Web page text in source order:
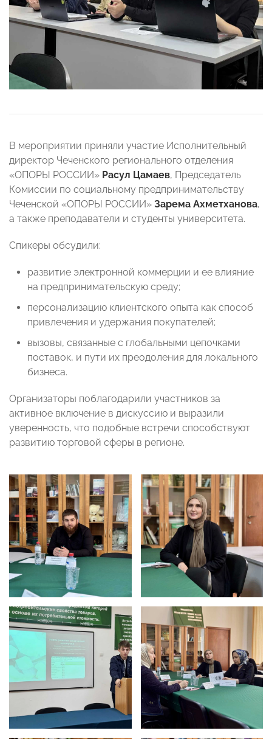
В мероприятии приняли участие Исполнительный
директор Чеченского регионального отделения
«ОПОРЫ РОССИИ» Расул Цамаев, Председатель
Комиссии по социальному предпринимательству
Чеченской «ОПОРЫ РОССИИ» Зарема Ахметханова,
а также преподаватели и студенты университета.
Спикеры обсудили:
развитие электронной коммерции и ее влияние
на предпринимательскую среду;
персонализацию клиентского опыта как способ
привлечения и удержания покупателей;
вызовы, связанные с глобальными цепочками
поставок, и пути их преодоления для локального
бизнеса.
Организаторы поблагодарили участников за
активное включение в дискуссию и выразили
уверенность, что подобные встречи способствуют
развитию торговой сферы в регионе.